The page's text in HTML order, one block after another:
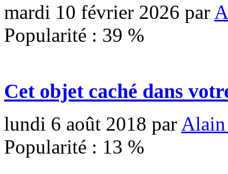
mardi 10 février 2026 par
Popularité : 39 %
Cet objet caché dans
lundi 6 août 2018 par
Popularité : 13 %